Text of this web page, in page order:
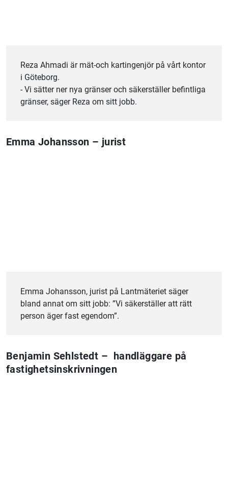
Reza Ahmadi är mät-och kartingenjör på vårt kontor
i Göteborg.
- Vi sätter ner nya gränser och säkerställer befintliga
gränser, säger Reza om sitt jobb.
Emma Johansson – jurist
Emma Johansson, jurist på Lantmäteriet säger
bland annat om sitt jobb: ”Vi säkerställer att rätt
person äger fast egendom”.
Benjamin Sehlstedt – handläggare på
fastighetsinskrivningen